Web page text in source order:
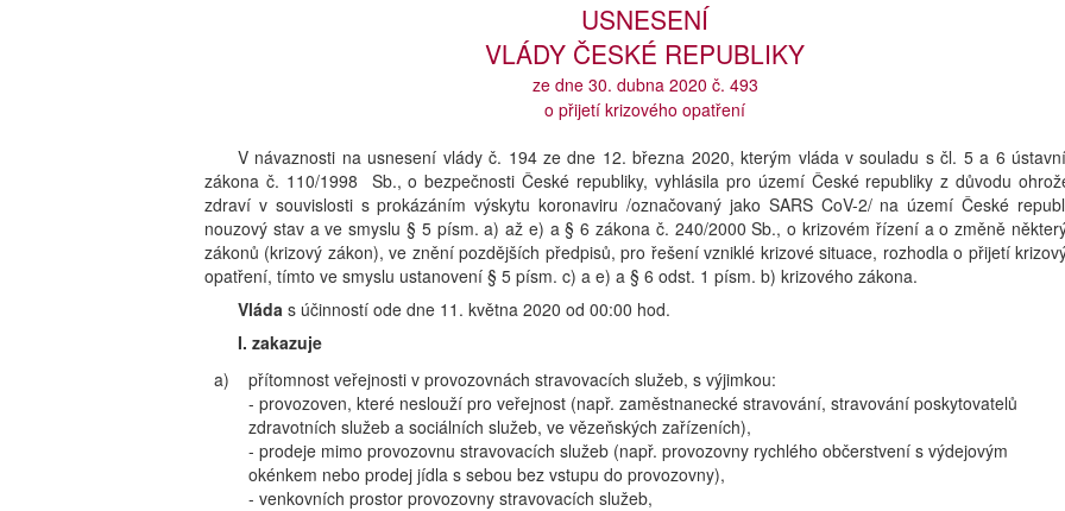
USNESENÍ
VLÁDY ČESKÉ REPUBLIKY
ze dne 30. dubna 2020 č. 493
o přijetí krizového opatření
V návaznosti na usnesení vlády č. 194 ze dne 12. března 2020, kterým vláda v souladu s čl. 5 a 6
zákona č. 110/1998 Sb., o bezpečnosti České republiky, vyhlásila pro území České republiky z důvodu
zdraví v souvislosti s prokázáním výskytu koronaviru /označovaný jako SARS CoV-2/ na území České
nouzový stav a ve smyslu § 5 písm. a) až e) a § 6 zákona č. 240/2000 Sb., o krizovém řízení a o změně
zákonů (krizový zákon), ve znění pozdějších předpisů, pro řešení vzniklé krizové situace, rozhodla o přijetí
opatření, tímto ve smyslu ustanovení § 5 písm. c) a e) a § 6 odst. 1 písm. b) krizového zákona.
Vláda s účinností ode dne 11. května 2020 od 00:00 hod.
I. zakazuje
a)
přítomnost veřejnosti v provozovnách stravovacích služeb, s výjimkou:
- provozoven, které neslouží pro veřejnost (např. zaměstnanecké stravování, stravování poskytovatelů
zdravotních služeb a sociálních služeb, ve vězeňských zařízeních),
- prodeje mimo provozovnu stravovacích služeb (např. provozovny rychlého občerstvení s výdejovým
okénkem nebo prodej jídla s sebou bez vstupu do provozovny),
- venkovních prostor provozovny stravovacích služeb,